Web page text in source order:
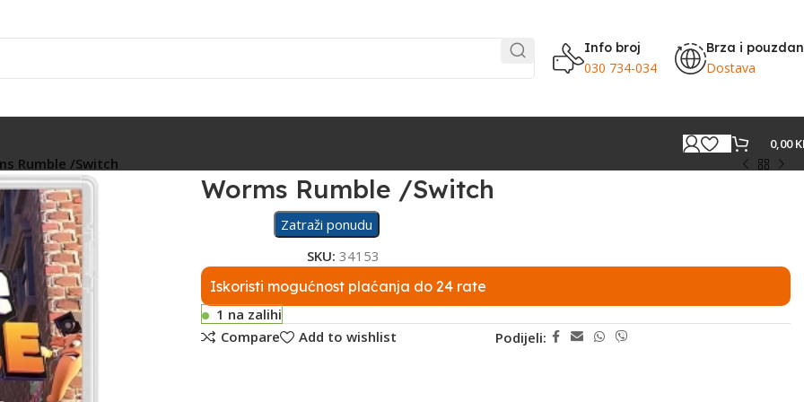
Info broj
030 734-034
Brza i
Dostava
0,00
Rumble /Switch
Worms Rumble /Switch
Zatraži ponudu
SKU: 34153
Iskoristi mogućnost plaćanja do 24 rate
1 na zalihi
Compare
Add to wishlist Podijeli: